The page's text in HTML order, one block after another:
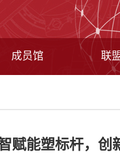
成员馆 联
赋能塑标杆，创